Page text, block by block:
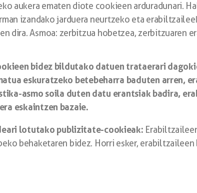
aukera ematen diote cookieen arduradunari.
izandako jarduera neurtzeko eta
dira. Asmoa: zerbitzua hobetzea, zerbitzuaren
bidez bildutako datuen trataerari
eskuratzeko betebeharra baduten arren,
asmo soila duten datu erantsiak badira,
eskaintzen bazaie.
lotutako publizitate-cookieak:
behaketaren bidez. Horri esker,